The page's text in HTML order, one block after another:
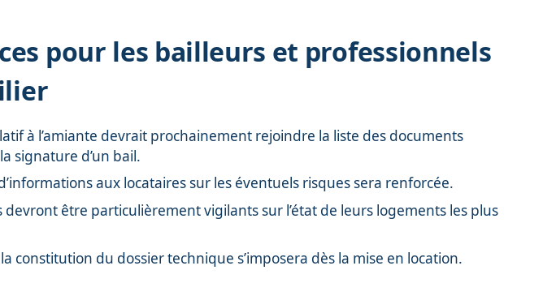
pour les bailleurs et professionnels
à l’amiante devrait prochainement rejoindre la liste des documents
signature d’un bail.
aux locataires sur les éventuels risques sera renforcée.
devront être particulièrement vigilants sur l’état de leurs logements les plus
constitution du dossier technique s’imposera dès la mise en location.